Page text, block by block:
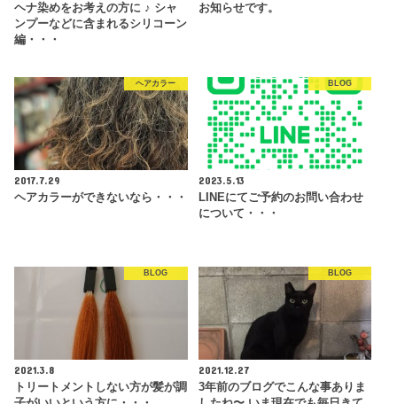
ヘナ染めをお考えの方に ♪ シャ
ンプーなどに含まれるシリコーン
編・・・
お知らせです。
ヘアカラー
2017.7.29
ヘアカラーができないなら・・・
BLOG
2023.5.13
LINEにてご予約のお問い合わせ
について・・・
BLOG
2021.3.8
トリートメントしない方が髪が調
BLOG
2021.12.27
3年前のブログでこんな事ありま